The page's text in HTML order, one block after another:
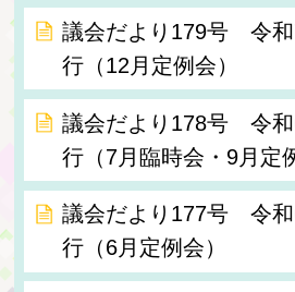
議会だより179号 令和
行（12月定例会）
議会だより178号 令和
行（7月臨時会・9月定
議会だより177号 令和
行（6月定例会）